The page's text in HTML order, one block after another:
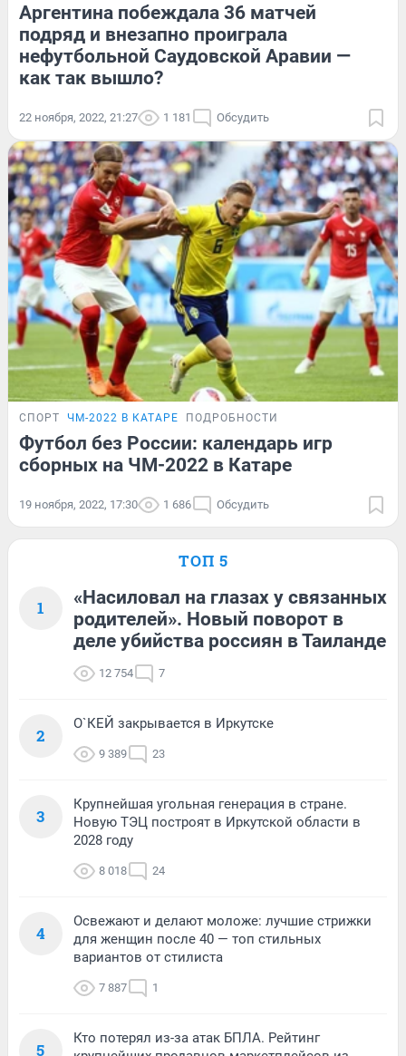
Аргентина побеждала 36 матчей
подряд и внезапно проиграла
нефутбольной Саудовской Аравии —
как так вышло?
22 ноября, 2022, 21:27 1 181 Обсудить
СПОРТ ЧМ-2022 В КАТАРЕ ПОДРОБНОСТИ
Футбол без России: календарь игр
сборных на ЧМ-2022 в Катаре
19 ноября, 2022, 17:30 1 686 Обсудить
ТОП 5
1
«Насиловал на глазах у связанных
родителей». Новый поворот в
деле убийства россиян в Таиланде
12 754 7
2
О`КЕЙ закрывается в Иркутске
9 389 23
3
Крупнейшая угольная генерация в стране.
Новую ТЭЦ построят в Иркутской области в
2028 году
8 018 24
4
Освежают и делают моложе: лучшие стрижки
для женщин после 40 — топ стильных
вариантов от стилиста
7 887 1
5
Кто потерял из-за атак БПЛА. Рейтинг